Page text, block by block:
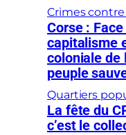
Crimes
Corse :
capitalisme
coloniale de
peuple
Quartiers
La fête du
c’est le